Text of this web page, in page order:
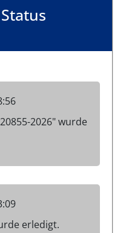
2026" wurde
erledigt.